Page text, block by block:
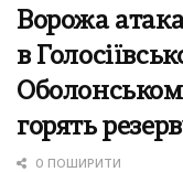
Ворожа
в
горять
0 ПОШИРИТИ